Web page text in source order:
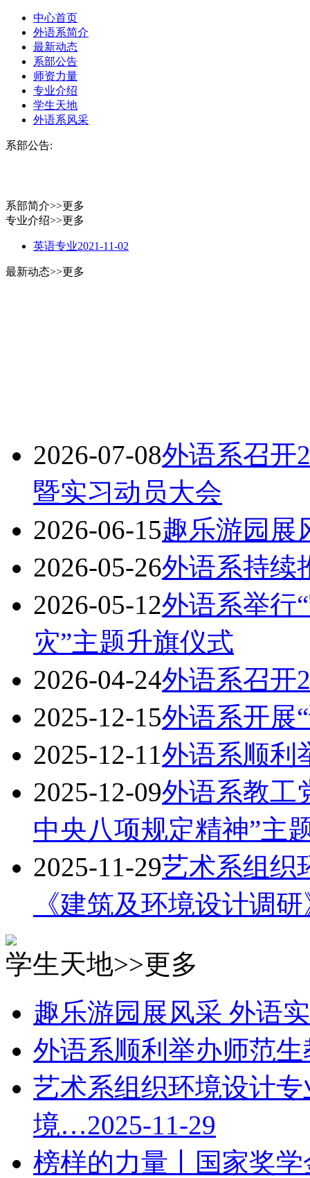
中心首页
外语系简介
最新动态
系部公告
师资力量
专业介绍
学生天地
外语系风采
系部公告:
系部简介>>更多
专业介绍>>更多
英语专业2021-11-02
最新动态>>更多
2026-07-08外语系召开
暨实习动员大会
2026-06-15趣乐游园展
2026-05-26外语系持续
2026-05-12外语系举行
灾”主题升旗仪式
2026-04-24外语系召开
2025-12-15外语系开展
2025-12-11外语系顺利
2025-12-09外语系教工
中央八项规定精神”主
2025-11-29艺术系组织
《建筑及环境设计调
学生天地>>更多
趣乐游园展风采 外语
外语系顺利举办师范
艺术系组织环境设计
境…2025-11-29
榜样的力量丨国家奖